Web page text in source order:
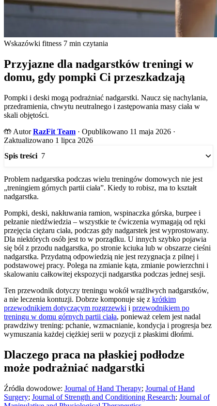
Wskazówki fitness 7 min czytania
Przyjazne dla nadgarstków treningi w
domu, gdy pompki Ci przeszkadzają
Pompki i deski mogą podrażniać nadgarstki. Naucz się nachylania,
przedramienia, chwytu neutralnego i zastępowania masy ciała w
skali objętości.
🤲 AutorRazFit Team · Opublikowano 11 maja 2026 ·
Zaktualizowano 1 lipca 2026
Spis treści 7
Problem nadgarstka podczas wielu treningów domowych nie jest
„treningiem górnych partii ciała”. Kiedy to robisz, ma to kształt
nadgarstka.
Pompki, deski, nakłuwania ramion, wspinaczka górska, burpee i
pełzanie niedźwiedzia – wszystkie te ćwiczenia wymagają od ręki
przejęcia ciężaru ciała, podczas gdy nadgarstek jest wyprostowany.
Dla niektórych osób jest to w porządku. U innych szybko pojawia
się ból z przodu nadgarstka, po stronie kciuka lub w obszarze cieśni
nadgarstka. Przydatną odpowiedzią nie jest rezygnacja z pilnej i
podstawowej pracy. Polega na zmianie kąta, zmianie powierzchni i
skalowaniu całkowitej ekspozycji nadgarstka podczas jednej sesji.
Ten przewodnik dotyczy treningu wokół wrażliwych nadgarstków,
a nie leczenia kontuzji. Dobrze komponuje się z krótkim
przewodnikiem dotyczącym rozgrzewki i przewodnikiem po
treningu w domu górnych partii ciała, ponieważ celem jest nadal
prawdziwy trening: pchanie, wzmacnianie, kondycja i progresja bez
wymuszania każdej ciężkiej serii w pozycji z płaskimi dłońmi.
Dlaczego praca na płaskiej podłodze
może podrażniać nadgarstki
Źródła dowodowe: Journal of Hand Therapy; Journal of Hand
Surgery; Journal of Strength and Conditioning Research; Journal of